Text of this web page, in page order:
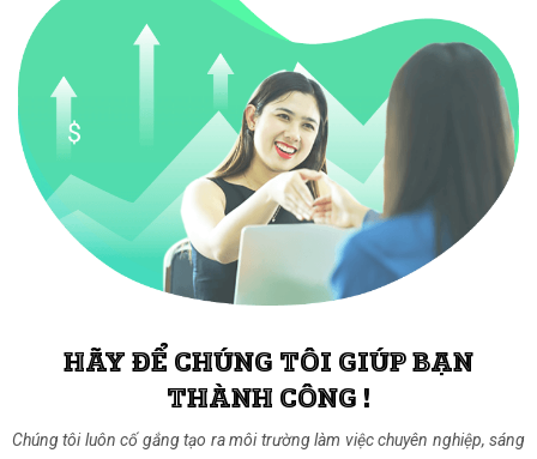
HÃY ĐỂ CHÚNG TÔI GIÚP BẠN
THÀNH CÔNG !
Chúng tôi luôn cố gắng tạo ra môi trường làm việc chuyên nghiệp, sáng